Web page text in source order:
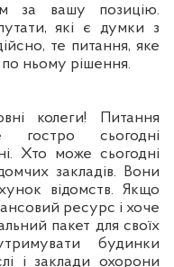
за вашу позицію.
які є думки з
те питання, яке
по ньому рішення.
колеги! Питання
гостро сьогодні
Хто може сьогодні
закладів. Вони
відомств. Якщо
ресурс і хоче
пакет для своїх
будинки
і заклади охорони